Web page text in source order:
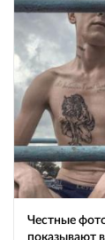
Честные
показывают